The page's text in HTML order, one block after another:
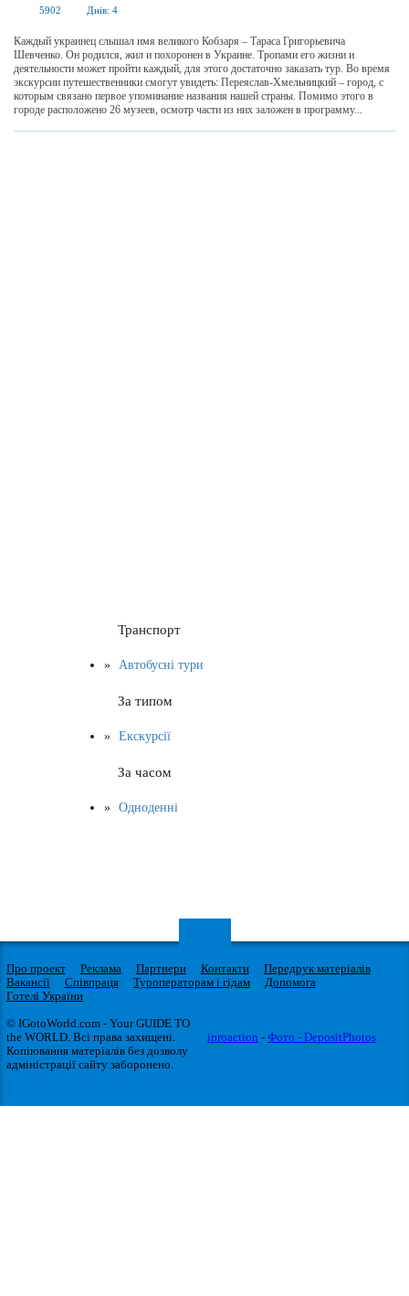
5902
Днів: 4
Каждый украинец слышал имя великого Кобзаря – Тараса Григорьевича
Шевченко. Он родился, жил и похоронен в Украине. Тропами его жизни и
деятельности может пройти каждый, для этого достаточно заказать тур. Во время
экскурсии путешественники смогут увидеть: Переяслав-Хмельницкий – город, с
которым связано первое упоминание названия нашей страны. Помимо этого в
городе расположено 26 музеев, осмотр части из них заложен в программу...
Транспорт
Автобусні тури
За типом
Екскурсії
За часом
Одноденні
Про проект Реклама Партнери Контакти
Передрук матеріалів
Вакансії
Співпраця Туроператорам і гідам
Допомога
Готелі України
© IGotoWorld.com - Your GUIDE TO
the WORLD. Всі права захищені.
Копіювання матеріалів без дозволу
адміністрації сайту заборонено.
iproaction - Фото - DepositPhotos